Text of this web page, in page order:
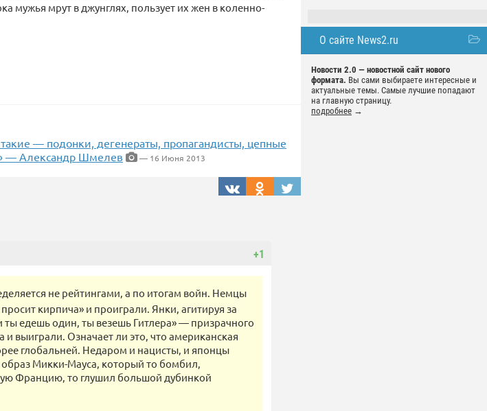
О сайте News2.ru
Новости 2.0 — новостной сайт нового
формата. Вы сами выбираете интересные и
актуальные темы. Самые лучшие попадают
на главную страницу.
подробнее →
мужья мрут в джунглях, пользует их жен в коленно-
— подонки, дегенераты, пропагандисты, цепные
— Александр Шмелев
— 16 Июня 2013
+1
не рейтингами, а по итогам войн. Немцы
кирпича» и проиграли. Янки, агитируя за
едешь один, ты везешь Гитлера» — призрачного
выиграли. Означает ли это, что американская
глобальней. Недаром и нацисты, и японцы
Микки-Мауса, который то бомбил,
Францию, то глушил большой дубинкой